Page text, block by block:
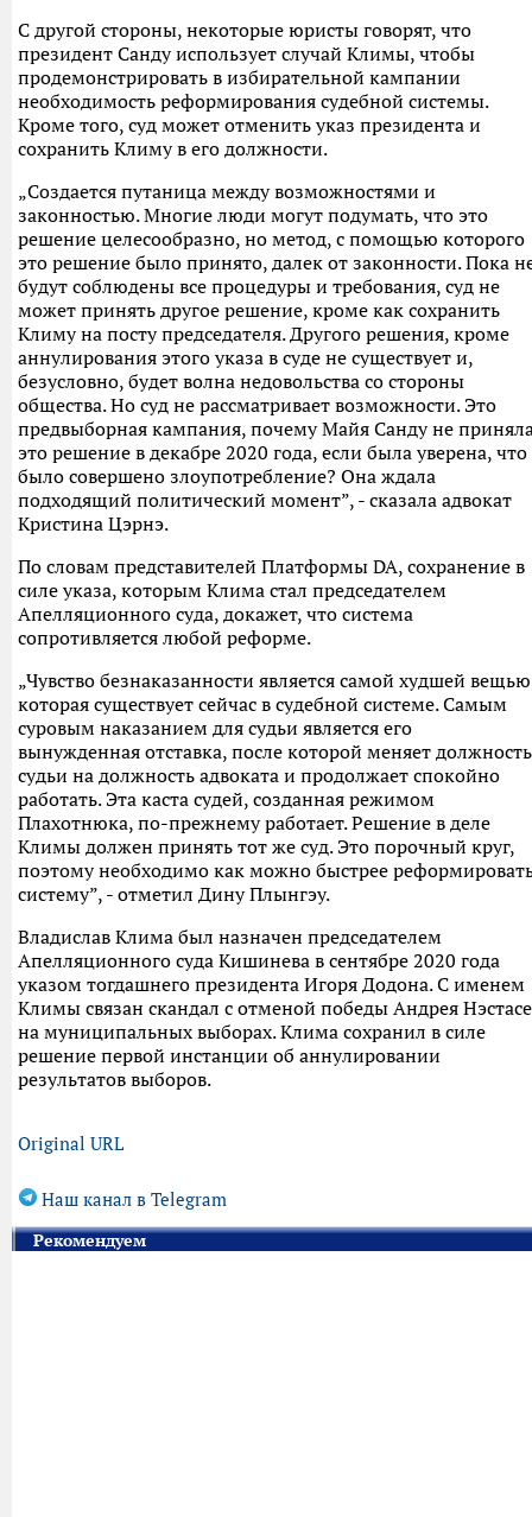
С другой стороны, некоторые юристы говорят, что
президент Санду использует случай Климы, чтобы
продемонстрировать в избирательной кампании
необходимость реформирования судебной системы.
Кроме того, суд может отменить указ президента и
сохранить Климу в его должности.
„Создается путаница между возможностями и
законностью. Многие люди могут подумать, что это
решение целесообразно, но метод, с помощью которого
это решение было принято, далек от законности. Пока
будут соблюдены все процедуры и требования, суд не
может принять другое решение, кроме как сохранить
Климу на посту председателя. Другого решения, кроме
аннулирования этого указа в суде не существует и,
безусловно, будет волна недовольства со стороны
общества. Но суд не рассматривает возможности. Это
предвыборная кампания, почему Майя Санду не
это решение в декабре 2020 года, если была уверена, что
было совершено злоупотребление? Она ждала
подходящий политический момент”, - сказала адвокат
Кристина Цэрнэ.
По словам представителей Платформы DA, сохранение в
силе указа, которым Клима стал председателем
Апелляционного суда, докажет, что система
сопротивляется любой реформе.
„Чувство безнаказанности является самой худшей
которая существует сейчас в судебной системе. Самым
суровым наказанием для судьи является его
вынужденная отставка, после которой меняет должность
судьи на должность адвоката и продолжает спокойно
работать. Эта каста судей, созданная режимом
Плахотнюка, по-прежнему работает. Решение в деле
Климы должен принять тот же суд. Это порочный круг,
поэтому необходимо как можно быстрее
систему”, - отметил Дину Плынгэу.
Владислав Клима был назначен председателем
Апелляционного суда Кишинева в сентябре 2020 года
указом тогдашнего президента Игоря Додона. С именем
Климы связан скандал с отменой победы Андрея Нэстасе
на муниципальных выборах. Клима сохранил в силе
решение первой инстанции об аннулировании
результатов выборов.
Original URL
Наш канал в Telegram
Рекомендуем